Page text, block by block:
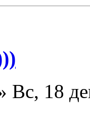
Вс, 18